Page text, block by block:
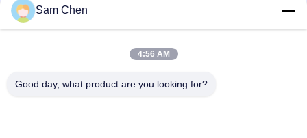
RJ45 Ethernet magnetica Jack RMA-392G-160F13-22 2 x 8
porto PBT
Il porto di rete RJ45 8P8C sceglie il porto la rete di Entery della
Sam Chen
4:56 AM
Good day, what product are you looking for?